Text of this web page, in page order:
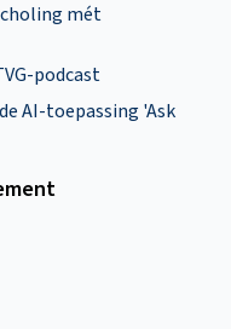
mét
podcast
AI-toepassing 'Ask